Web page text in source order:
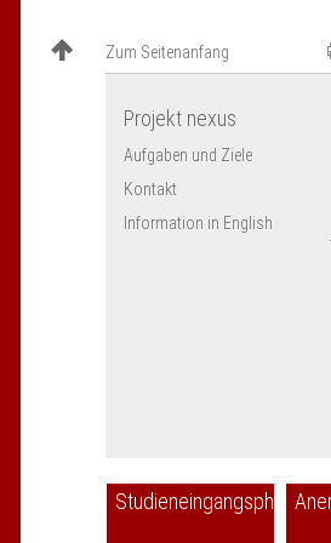
Zum Seitenanfang
Projekt nexus
Aufgaben und Ziele
Kontakt
Information in English
Studieneingangsphase